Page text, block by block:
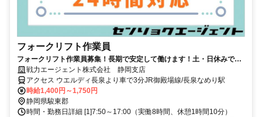
フォークリフト作業員
フォークリフト作業員募集！長期で安定して働けます！土・日休みです
幅広い年代活躍中！！
戦力エージェント株式会社 静岡支店
アクセス ウエルディ長泉より車で3分JR御殿場線/長泉なめり駅
時給1,400円～1,750円
静岡県駿東郡
時間・勤務日詳細 [1]7:50～17:00（実働8時間、休憩1時間10分）